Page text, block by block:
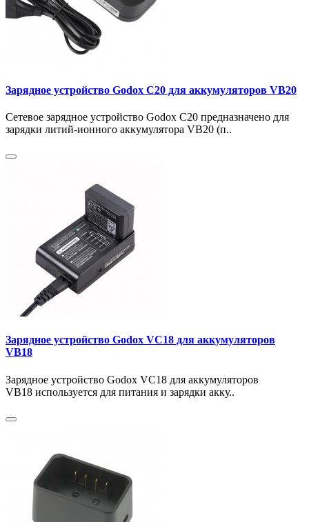
Зарядное устройство Godox C20 для аккумуляторов VB20
Сетевое зарядное устройство Godox C20 предназначено для
зарядки литий-ионного аккумулятора VB20 (п..
Зарядное устройство Godox VC18 для аккумуляторов
VB18
Зарядное устройство Godox VC18 для аккумуляторов
VB18 используется для питания и зарядки акку..